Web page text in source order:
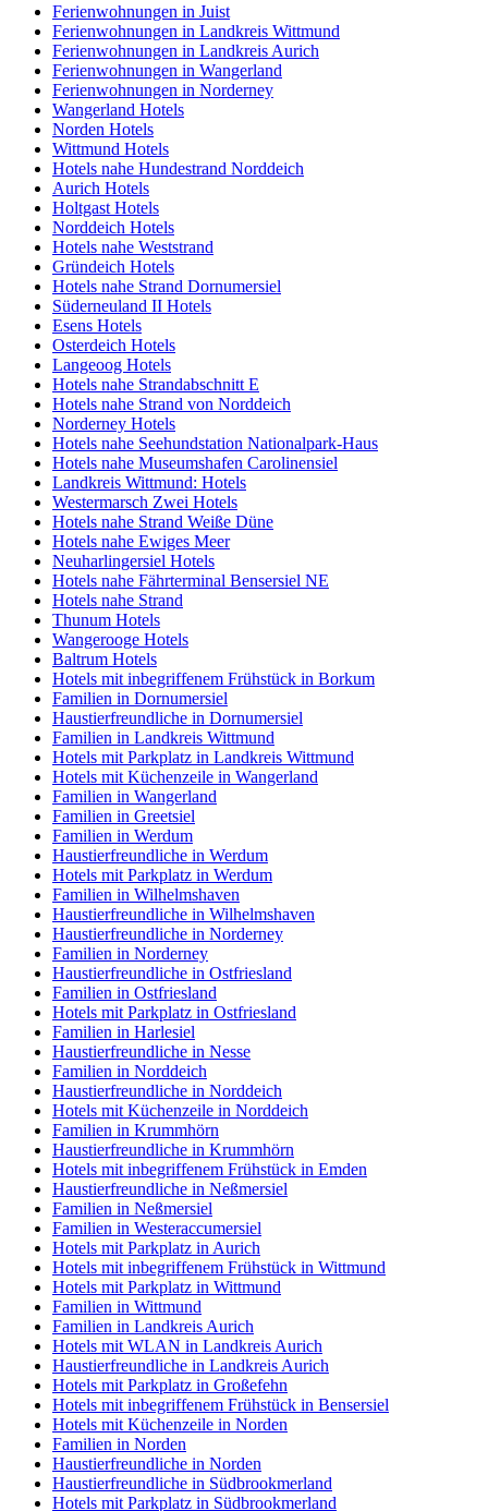
Ferienwohnungen in Juist
Ferienwohnungen in Landkreis Wittmund
Ferienwohnungen in Landkreis Aurich
Ferienwohnungen in Wangerland
Ferienwohnungen in Norderney
Wangerland Hotels
Norden Hotels
Wittmund Hotels
Hotels nahe Hundestrand Norddeich
Aurich Hotels
Holtgast Hotels
Norddeich Hotels
Hotels nahe Weststrand
Gründeich Hotels
Hotels nahe Strand Dornumersiel
Süderneuland II Hotels
Esens Hotels
Osterdeich Hotels
Langeoog Hotels
Hotels nahe Strandabschnitt E
Hotels nahe Strand von Norddeich
Norderney Hotels
Hotels nahe Seehundstation Nationalpark-Haus
Hotels nahe Museumshafen Carolinensiel
Landkreis Wittmund: Hotels
Westermarsch Zwei Hotels
Hotels nahe Strand Weiße Düne
Hotels nahe Ewiges Meer
Neuharlingersiel Hotels
Hotels nahe Fährterminal Bensersiel NE
Hotels nahe Strand
Thunum Hotels
Wangerooge Hotels
Baltrum Hotels
Hotels mit inbegriffenem Frühstück in Borkum
Familien in Dornumersiel
Haustierfreundliche in Dornumersiel
Familien in Landkreis Wittmund
Hotels mit Parkplatz in Landkreis Wittmund
Hotels mit Küchenzeile in Wangerland
Familien in Wangerland
Familien in Greetsiel
Familien in Werdum
Haustierfreundliche in Werdum
Hotels mit Parkplatz in Werdum
Familien in Wilhelmshaven
Haustierfreundliche in Wilhelmshaven
Haustierfreundliche in Norderney
Familien in Norderney
Haustierfreundliche in Ostfriesland
Familien in Ostfriesland
Hotels mit Parkplatz in Ostfriesland
Familien in Harlesiel
Haustierfreundliche in Nesse
Familien in Norddeich
Haustierfreundliche in Norddeich
Hotels mit Küchenzeile in Norddeich
Familien in Krummhörn
Haustierfreundliche in Krummhörn
Hotels mit inbegriffenem Frühstück in Emden
Haustierfreundliche in Neßmersiel
Familien in Neßmersiel
Familien in Westeraccumersiel
Hotels mit Parkplatz in Aurich
Hotels mit inbegriffenem Frühstück in Wittmund
Hotels mit Parkplatz in Wittmund
Familien in Wittmund
Familien in Landkreis Aurich
Hotels mit WLAN in Landkreis Aurich
Haustierfreundliche in Landkreis Aurich
Hotels mit Parkplatz in Großefehn
Hotels mit inbegriffenem Frühstück in Bensersiel
Hotels mit Küchenzeile in Norden
Familien in Norden
Haustierfreundliche in Norden
Haustierfreundliche in Südbrookmerland
Hotels mit Parkplatz in Südbrookmerland